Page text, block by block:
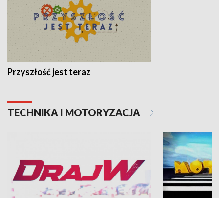
Przyszłość jest teraz
TECHNIKA I MOTORYZACJA